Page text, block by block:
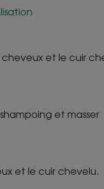
légèreté sans
cheveux et le cuir
et masser
et le cuir chevelu.